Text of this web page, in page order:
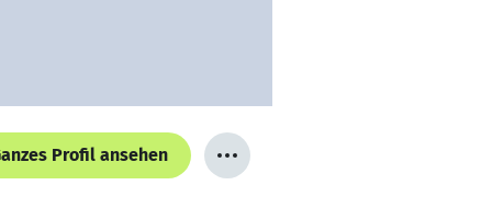
Profil ansehen